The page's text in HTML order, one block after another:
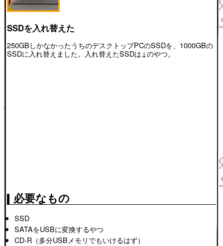
SSDを入れ替えた
250GBしかなかったうちのデスクトップPCのSSDを、1000GBの
SSDに入れ替えました。入れ替えたSSDは↓のやつ。
必要なもの
SSD
SATAをUSBに変換するやつ
CD-R（多分USBメモリでもいけるはず）